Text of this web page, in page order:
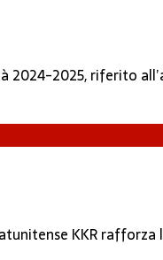
2025, riferito
KKR rafforza